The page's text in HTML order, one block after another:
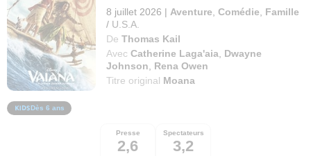
8 juillet 2026 | Aventure ,Comédie
Famille
/ U.S.A.
De Thomas Kail
Avec Catherine Laga'aia
Dwayne
Johnson
Rena Owen
Titre original Moana
Dès 6 ans
Presse
2,6
Spectateurs
3,2